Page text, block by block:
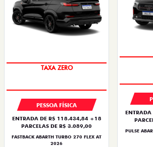
TAXA ZERO
PESSOA FÍSICA
ENTRADA DE R$ 118.434,84 +18
PARCELAS DE R$ 3.089,00
FASTBACK ABARTH TURBO 270 FLEX AT
2026
PULSE